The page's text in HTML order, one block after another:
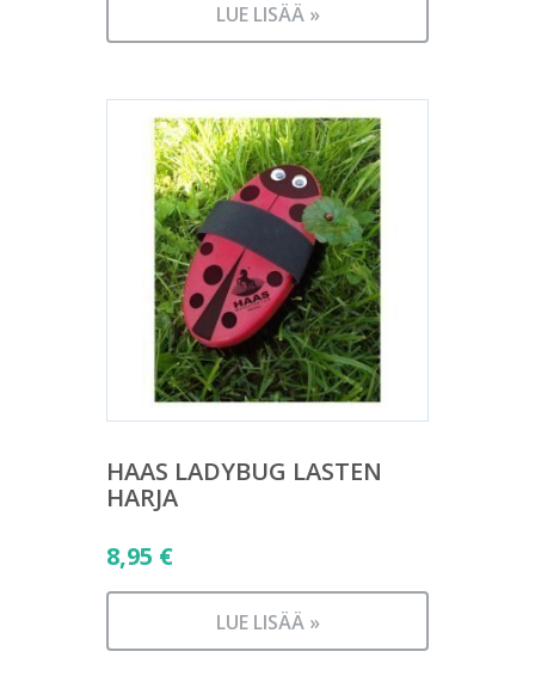
LUE LISÄÄ »
HAAS LADYBUG LASTEN
HARJA
8,95 €
LUE LISÄÄ »